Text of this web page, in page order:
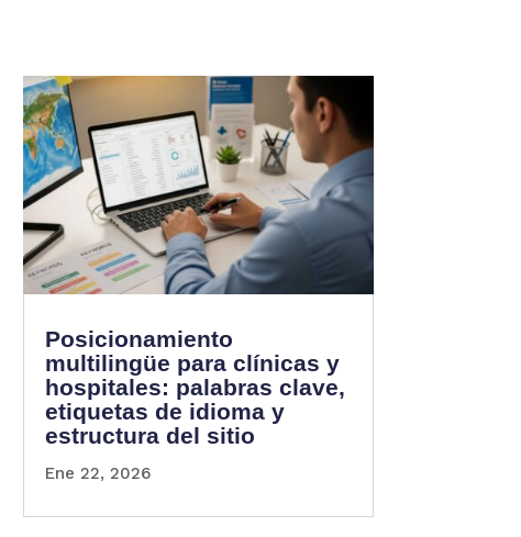
Posicionamiento
multilingüe para clínicas y
hospitales: palabras clave,
etiquetas de idioma y
estructura del sitio
Ene 22, 2026